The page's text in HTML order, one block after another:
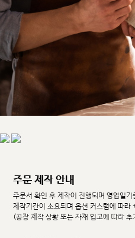
주문 제작 안내
주문서 확인 후 제작이 진행되며 영업일
제작기간이 소요되며 옵션 커스텀에 따
(공장 제작 상황 또는 자재 입고에 따라